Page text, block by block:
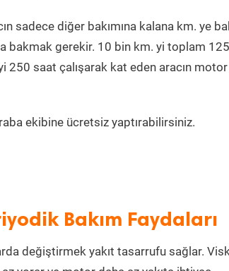
sadece diğer bakımına kalana km. ye
bakmak gerekir. 10 bin km. yi toplam
250 saat çalışarak kat eden aracın motor
ekibine ücretsiz yaptırabilirsiniz.
Bakım Faydaları
değiştirmek yakıt tasarrufu sağlar.